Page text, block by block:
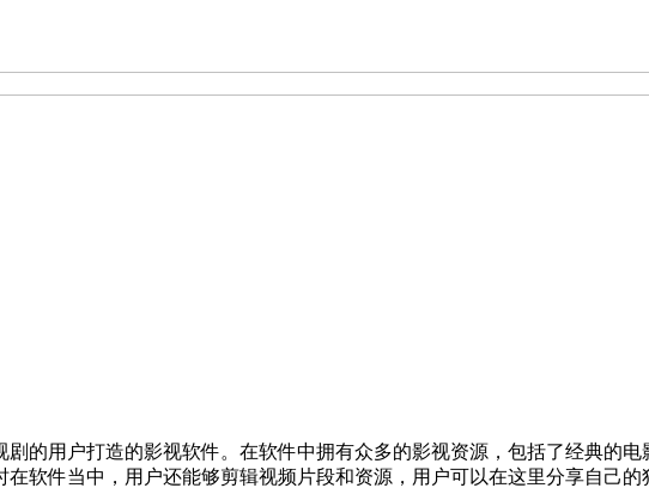
的用户打造的影视软件。在软件中拥有众多的影视资源，包括了经典的
软件当中，用户还能够剪辑视频片段和资源，用户可以在这里分享自己